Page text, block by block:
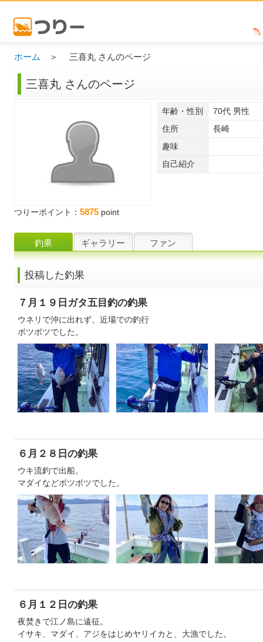
ホーム ＞ 三喜丸 さんのページ
三喜丸 さんのページ
つりーポイント： 5875 point
年齢・性別
70代 男性
住所
長崎
趣味
自己紹介
釣果 ギャラリー ファン
投稿した釣果
７月１９日ガタ五目釣の釣果
ウネリで沖に出れず、近場での釣行
ボツボツでした。
６月２８日の釣果
ウキ流釣で出船。
マダイなどボツボツでした。
６月１２日の釣果
夜焚きで江ノ島に遠征。
イサキ、マダイ、アジをはじめヤリイカと、大漁でした。